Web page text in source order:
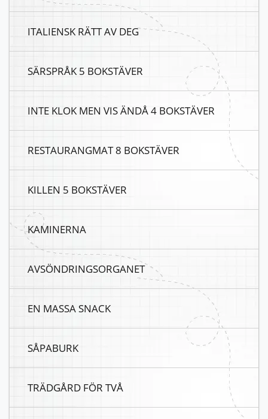
ITALIENSK RÄTT AV DEG
SÄRSPRÅK 5 BOKSTÄVER
INTE KLOK MEN VIS ÄNDÅ 4 BOKSTÄVER
RESTAURANGMAT 8 BOKSTÄVER
KILLEN 5 BOKSTÄVER
KAMINERNA
AVSÖNDRINGSORGANET
EN MASSA SNACK
SÅPABURK
TRÄDGÅRD FÖR TVÅ